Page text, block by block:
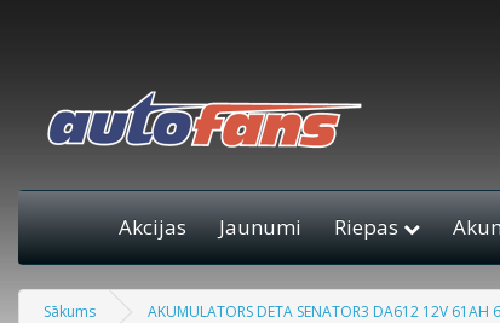
Akcijas Jaunumi Riepas
Sākums AKUMULATORS DETA SENATOR3 DA612 12V